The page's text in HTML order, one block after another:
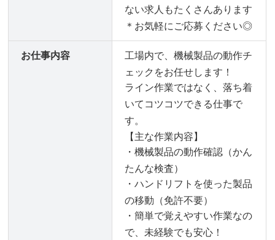
ない求人もたくさんあります
＊お気軽にご応募ください◎
お仕事内容
工場内で、機械製品の動作チ
ェックをお任せします！
ライン作業ではなく、落ち着
いてコツコツできる仕事で
す。
【主な作業内容】
・機械製品の動作確認（かん
たんな検査）
・ハンドリフトを使った製品
の移動（免許不要）
・簡単で覚えやすい作業なの
で、未経験でも安心！